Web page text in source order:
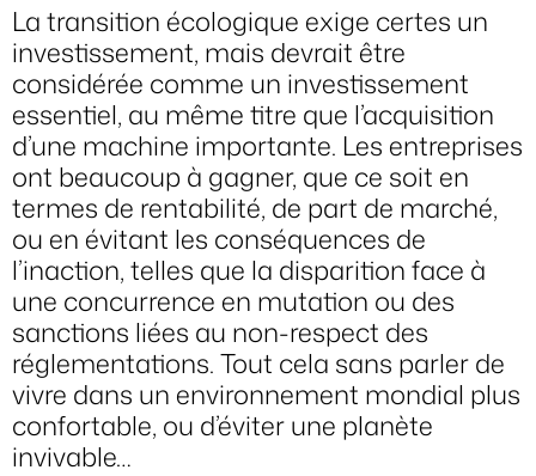
La transition écologique exige certes un
investissement, mais devrait être
considérée comme un investissement
essentiel, au même titre que l’acquisition
d’une machine importante. Les entreprises
ont beaucoup à gagner, que ce soit en
termes de rentabilité, de part de marché,
ou en évitant les conséquences de
l’inaction, telles que la disparition face à
une concurrence en mutation ou des
sanctions liées au non-respect des
réglementations. Tout cela sans parler de
vivre dans un environnement mondial plus
confortable, ou d’éviter une planète
invivable…